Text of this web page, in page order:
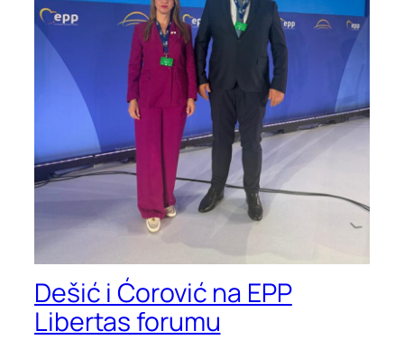
Dešić i Ćorović na EPP
Libertas forumu